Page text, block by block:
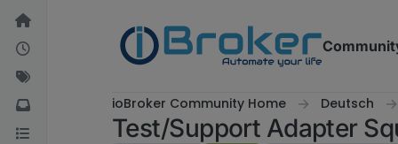
Weiter zum Inhalt
ioBroker Community Home Deutsch
Test/Support Adapter